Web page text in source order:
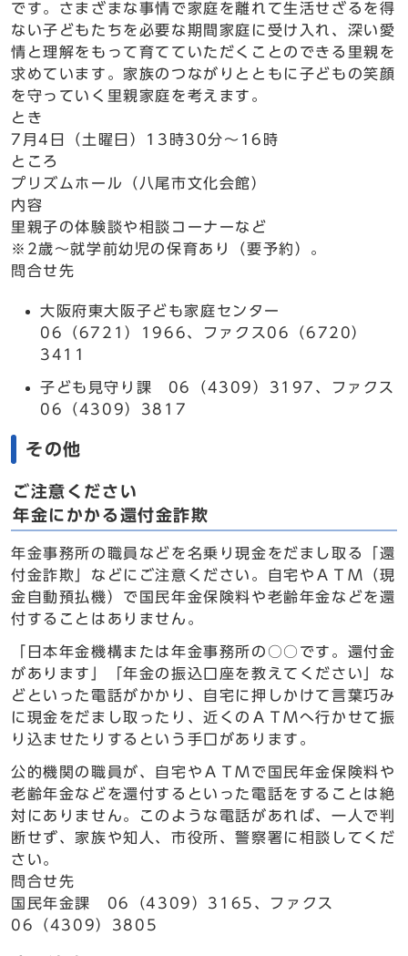
です。さまざまな事情で家庭を離れて生活せざるを得
ない子どもたちを必要な期間家庭に受け入れ、深い愛
情と理解をもって育てていただくことのできる里親を
求めています。家族のつながりとともに子どもの笑顔
を守っていく里親家庭を考えます。
とき
7月4日（土曜日）13時30分～16時
ところ
プリズムホール（八尾市文化会館）
内容
里親子の体験談や相談コーナーなど
※2歳～就学前幼児の保育あり（要予約）。
問合せ先
大阪府東大阪子ども家庭センター
06（6721）1966、ファクス06（6720）
3411
子ども見守り課 06（4309）3197、ファクス
06（4309）3817
その他
ご注意ください
年金にかかる還付金詐欺
年金事務所の職員などを名乗り現金をだまし取る「還
付金詐欺」などにご注意ください。自宅やＡＴＭ（現
金自動預払機）で国民年金保険料や老齢年金などを還
付することはありません。
「日本年金機構または年金事務所の○○です。還付金
があります」「年金の振込口座を教えてください」な
どといった電話がかかり、自宅に押しかけて言葉巧み
に現金をだまし取ったり、近くのＡＴＭへ行かせて振
り込ませたりするという手口があります。
公的機関の職員が、自宅やＡＴＭで国民年金保険料や
老齢年金などを還付するといった電話をすることは絶
対にありません。このような電話があれば、一人で判
断せず、家族や知人、市役所、警察署に相談してくだ
さい。
問合せ先
国民年金課 06（4309）3165、ファクス
06（4309）3805